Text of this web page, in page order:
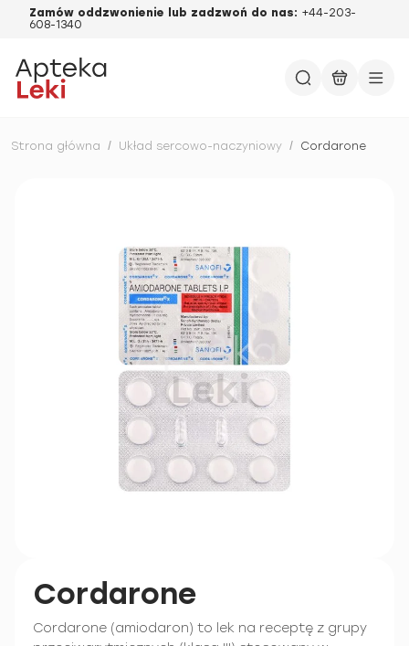
Zamów oddzwonienie lub zadzwoń do nas: +44-203-
608-1340
Strona główna / Układ sercowo-naczyniowy / Cordarone
Cordarone
Cordarone (amiodaron) to lek na receptę z grupy